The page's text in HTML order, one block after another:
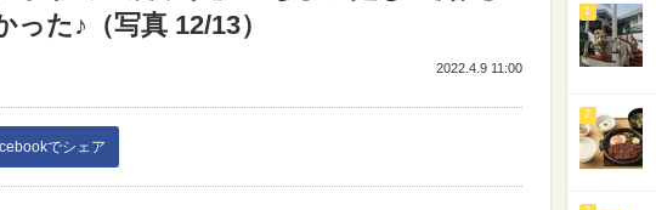
った♪（写真 12/13）
2022.4.9 11:00
でシェア
1
2